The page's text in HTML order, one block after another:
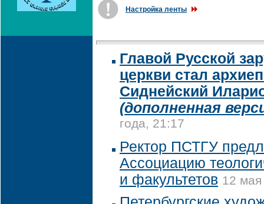
Настройка ленты
Главой Русской
церкви стал
Сиднейский
(дополненная
года, 21:17
Ректор ПСТГУ
Ассоциацию
и факультетов 12